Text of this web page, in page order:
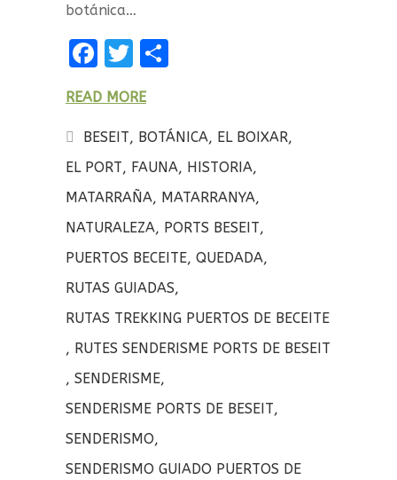
botánica…
F
ce
b
o
o
k
T
it
te
r
p
a
rt
ir
READ MORE
BESEIT, BOTÁNICA, EL BOIXAR,
EL PORT, FAUNA, HISTORIA,
MATARRAÑA, MATARRANYA,
NATURALEZA, PORTS BESEIT,
PUERTOS BECEITE, QUEDADA,
RUTAS GUIADAS,
RUTAS TREKKING PUERTOS DE BECEITE
, RUTES SENDERISME PORTS DE BESEIT
, SENDERISME,
SENDERISME PORTS DE BESEIT,
SENDERISMO,
SENDERISMO GUIADO PUERTOS DE